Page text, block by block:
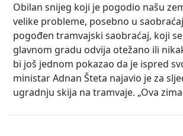
Obilan snijeg koji je pogodio našu
velike probleme, posebno u
pogođen tramvajski saobraćaj, koji
glavnom gradu odvija otežano ili
bi još jednom pokazao da je ispred
ministar Adnan Šteta najavio je za
ugradnju skija na tramvaje. „Ova